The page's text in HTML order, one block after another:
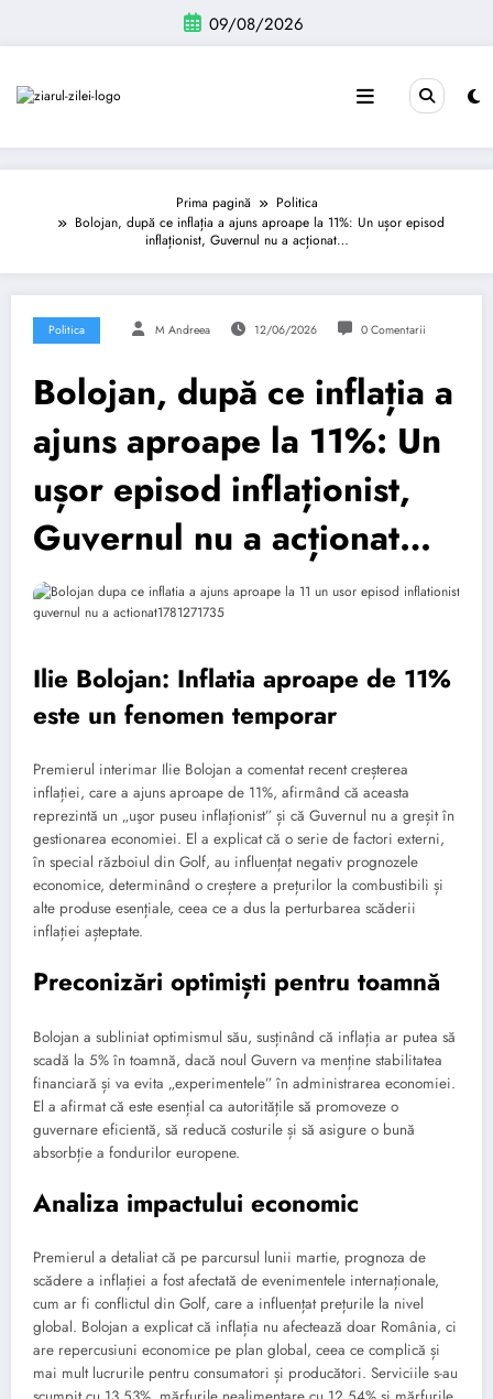
conținut
09/08/2026
Prima pagină
Politica
Bolojan, după ce inflația a ajuns aproape la 11%: Un ușor episod
inflaționist, Guvernul nu a acționat…
Politica M Andreea 12/06/2026 0 Comentarii
Bolojan, după ce inflația a
ajuns aproape la 11%: Un
ușor episod inflaționist,
Guvernul nu a acționat…
Ilie Bolojan: Inflatia aproape de 11%
este un fenomen temporar
Premierul interimar Ilie Bolojan a comentat recent creșterea
inflației, care a ajuns aproape de 11%, afirmând că aceasta
reprezintă un „uşor puseu inflaţionist” și că Guvernul nu a greșit în
gestionarea economiei. El a explicat că o serie de factori externi,
în special războiul din Golf, au influențat negativ prognozele
economice, determinând o creștere a prețurilor la combustibili și
alte produse esențiale, ceea ce a dus la perturbarea scăderii
inflației așteptate.
Preconizări optimiști pentru toamnă
Bolojan a subliniat optimismul său, susținând că inflația ar putea să
scadă la 5% în toamnă, dacă noul Guvern va menține stabilitatea
financiară și va evita „experimentele” în administrarea economiei.
El a afirmat că este esențial ca autoritățile să promoveze o
guvernare eficientă, să reducă costurile și să asigure o bună
absorbție a fondurilor europene.
Analiza impactului economic
Premierul a detaliat că pe parcursul lunii martie, prognoza de
scădere a inflației a fost afectată de evenimentele internaționale,
cum ar fi conflictul din Golf, care a influențat prețurile la nivel
global. Bolojan a explicat că inflația nu afectează doar România, ci
are repercusiuni economice pe plan global, ceea ce complică și
mai mult lucrurile pentru consumatori și producători. Serviciile s-au